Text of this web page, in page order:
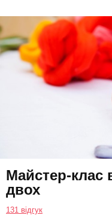
Майстер-клас
двох
131 відгук